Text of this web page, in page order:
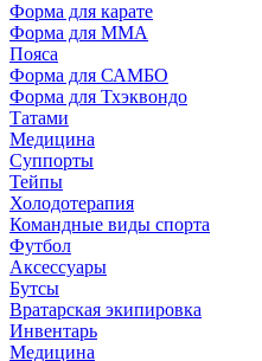
Форма для карате
Форма для MMA
Пояса
Форма для САМБО
Форма для Тхэквондо
Татами
Медицина
Суппорты
Тейпы
Холодотерапия
Командные виды спорта
Футбол
Аксессуары
Бутсы
Вратарская экипировка
Инвентарь
Медицина